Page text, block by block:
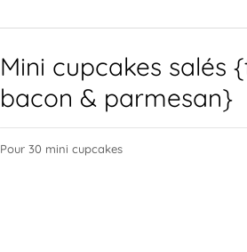
Mini cupcakes salés
bacon & parmesan}
Pour 30 mini cupcakes